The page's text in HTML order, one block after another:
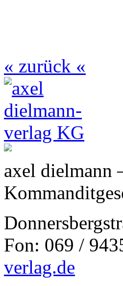
« zurück «
axel dielmann
Fon: 069 /
verlag.de